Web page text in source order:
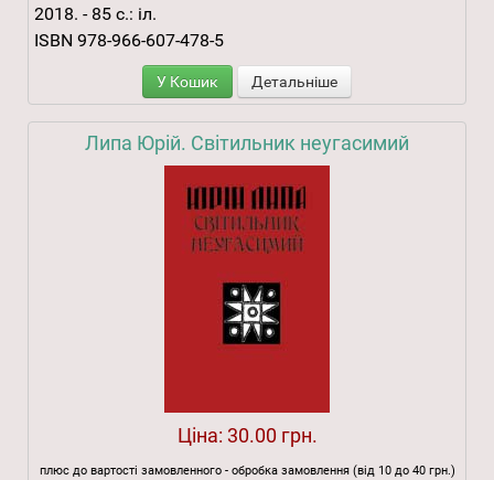
2018. - 85 с.: іл.
ISBN 978-966-607-478-5
У Кошик Детальніше
Липа Юрій. Світильник неугасимий
Ціна: 30.00 грн.
плюс до вартості замовленного - обробка замовлення (від 10 до 40 грн.)